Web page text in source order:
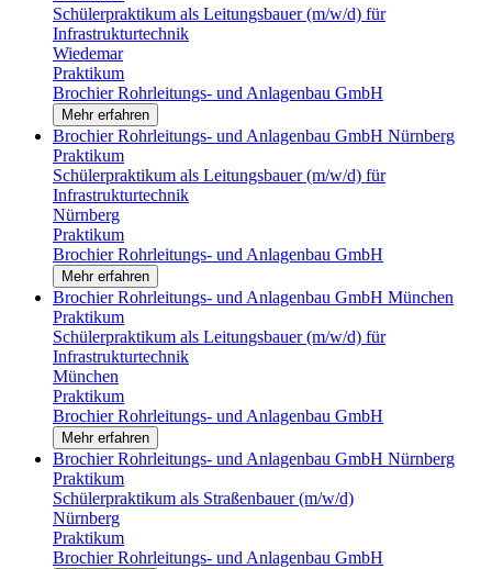
Schülerpraktikum als Leitungsbauer (m/w/d) für
Infrastrukturtechnik
Wiedemar
Praktikum
Brochier Rohrleitungs- und Anlagenbau GmbH
Mehr erfahren
Brochier Rohrleitungs- und Anlagenbau GmbH Nürnberg
Praktikum
Schülerpraktikum als Leitungsbauer (m/w/d) für
Infrastrukturtechnik
Nürnberg
Praktikum
Brochier Rohrleitungs- und Anlagenbau GmbH
Mehr erfahren
Brochier Rohrleitungs- und Anlagenbau GmbH München
Praktikum
Schülerpraktikum als Leitungsbauer (m/w/d) für
Infrastrukturtechnik
München
Praktikum
Brochier Rohrleitungs- und Anlagenbau GmbH
Mehr erfahren
Brochier Rohrleitungs- und Anlagenbau GmbH Nürnberg
Praktikum
Schülerpraktikum als Straßenbauer (m/w/d)
Nürnberg
Praktikum
Brochier Rohrleitungs- und Anlagenbau GmbH